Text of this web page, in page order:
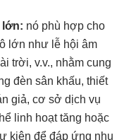
lớn: nó phù hợp cho
lớn như lễ hội âm
trời, v.v., nhằm cung
đèn sân khấu, thiết
giả, cơ sở dịch vụ
linh hoạt tăng hoặc
kiện để đáp ứng nhu